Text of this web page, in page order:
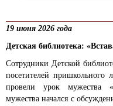
19 июня 2026 года
Детская библиотека:
Сотрудники Детской
посетителей
провели урок мужества
мужества начался с